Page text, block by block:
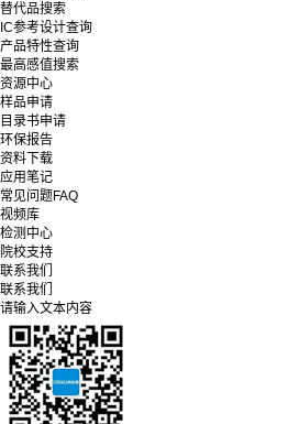
替代品搜索
IC参考设计查询
产品特性查询
最高感值搜索
资源中心
样品申请
目录书申请
环保报告
资料下载
应用笔记
常见问题FAQ
视频库
检测中心
院校支持
联系我们
联系我们
请输入文本内容